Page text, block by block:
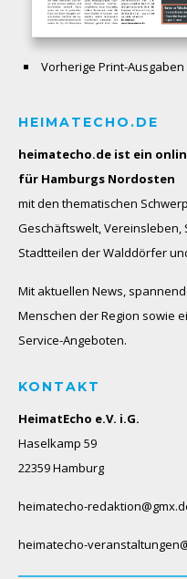
Vorherige Print-Ausgaben
HEIMATECHO.DE
heimatecho.de ist ein
für Hamburgs Nordosten
mit den thematischen
Geschäftswelt, Vereinsleben,
Stadtteilen der Walddörfer
Mit aktuellen News,
Menschen der Region sowie
Service-Angeboten.
KONTAKT
HeimatEcho e.V. i.G.
Haselkamp 59
22359 Hamburg
heimatecho-
heimatecho-